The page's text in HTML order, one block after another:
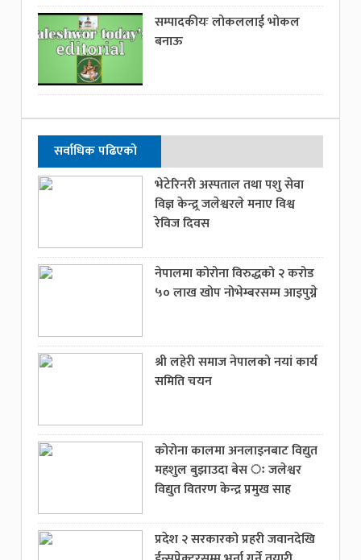
सम्पादकीयः लोकललाई भोकल
बनाऊ
सर्वाधिक पढिएको
भेटेरिनरी अस्पताल तथा पशु सेवा
विज्ञ केन्द्र्र जलेश्वरले मनाए विश्व
रेविज दिवस
नेपालमा कोरोना विरुद्धको २ करोड
५० लाख खोप नोभेम्बरसम्म आइपुग्ने
श्री लहेरी समाज नेपालको नयां कार्य
समिति चयन
कोरोना कालमा अनलाइनबाट विद्युत
महशुल बुझाउदा बेस ः जलेश्वर
विद्युत वितरण केन्द्र प्रमुख साह
प्रदेश २ सरकारको प्रहरी जवानदेखि